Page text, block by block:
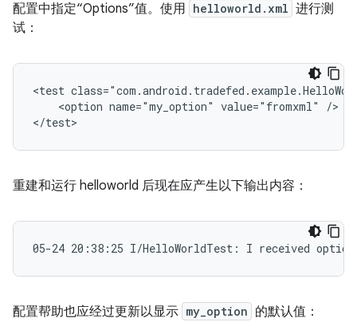
配置中指定“Options”值。使用 helloworld.xml 进行测
试：
<test
    <option name="my_option" value="fromxml" />
</test>
重建和运行 helloworld 后现在应产生以下输出内容：
配置帮助也应经过更新以显示 my_option 的默认值：